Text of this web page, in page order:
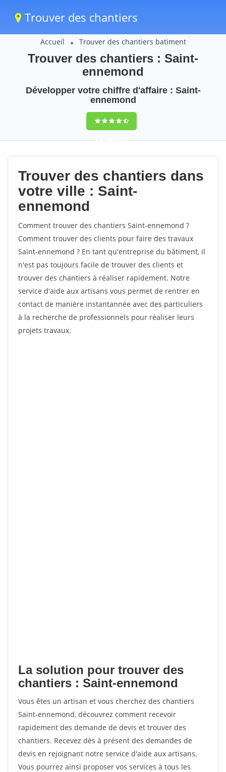
Trouver des chantiers
Accueil Trouver des chantiers batiment
Trouver des chantiers : Saint-
ennemond
Développer votre chiffre d'affaire : Saint-
ennemond
9,5(100%)47
votes
Trouver des chantiers dans
votre ville : Saint-
ennemond
Comment trouver des chantiers Saint-ennemond ?
Comment trouver des clients pour faire des travaux
Saint-ennemond ? En tant qu'entreprise du bâtiment, il
n'est pas toujours facile de trouver des clients et
trouver des chantiers à réaliser rapidement. Notre
service d'aide aux artisans vous permet de rentrer en
contact de manière instantannée avec des particuliers
à la recherche de professionnels pour réaliser leurs
projets travaux.
La solution pour trouver des
chantiers : Saint-ennemond
Vous êtes un artisan et vous cherchez des chantiers
Saint-ennemond, découvrez comment recevoir
rapidement des demande de devis et trouver des
chantiers. Recevez dès à présent des demandes de
devis en rejoignant notre service d'aide aux artisans.
Vous pourrez ainsi proposer vos services à tous les